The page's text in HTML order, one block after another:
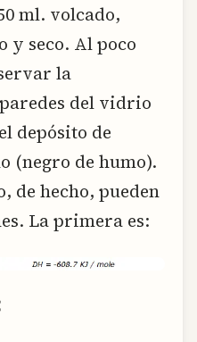
ml. volcado,
y seco. Al poco
la
del vidrio
depósito de
(negro de humo).
de hecho, pueden
La primera es: